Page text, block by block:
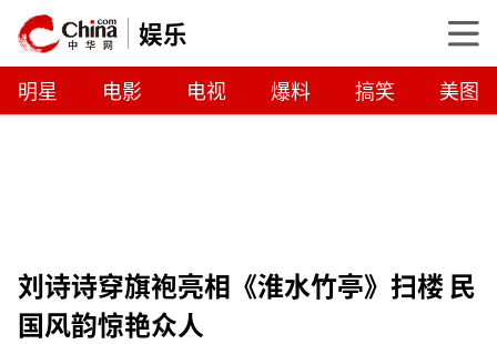
娱乐
明星 电影 电视 爆料 搞笑 美图
刘诗诗穿旗袍亮相《淮水竹亭》扫楼 民
国风韵惊艳众人